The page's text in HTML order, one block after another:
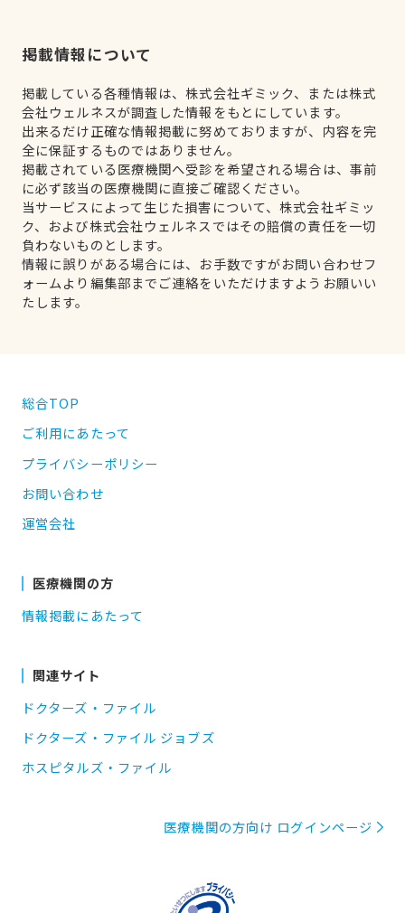
掲載情報について
掲載している各種情報は、株式会社ギミック、または株式
会社ウェルネスが調査した情報をもとにしています。
出来るだけ正確な情報掲載に努めておりますが、内容を完
全に保証するものではありません。
掲載されている医療機関へ受診を希望される場合は、事前
に必ず該当の医療機関に直接ご確認ください。
当サービスによって生じた損害について、株式会社ギミッ
ク、および株式会社ウェルネスではその賠償の責任を一切
負わないものとします。
情報に誤りがある場合には、お手数ですがお問い合わせフ
ォームより編集部までご連絡をいただけますようお願いい
たします。
総合TOP
ご利用にあたって
プライバシーポリシー
お問い合わせ
運営会社
医療機関の方
情報掲載にあたって
関連サイト
ドクターズ・ファイル
ドクターズ・ファイル ジョブズ
ホスピタルズ・ファイル
医療機関の方向け ログインページ